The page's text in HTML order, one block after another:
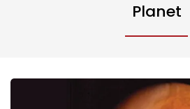
Planet